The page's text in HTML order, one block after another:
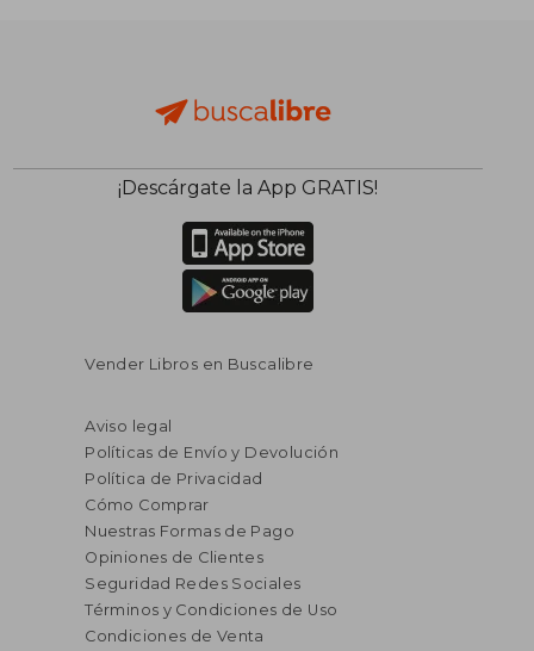
¡Descárgate la App GRATIS!
Vender Libros en Buscalibre
Aviso legal
Políticas de Envío y Devolución
Política de Privacidad
Cómo Comprar
Nuestras Formas de Pago
Opiniones de Clientes
Seguridad Redes Sociales
Términos y Condiciones de Uso
Condiciones de Venta